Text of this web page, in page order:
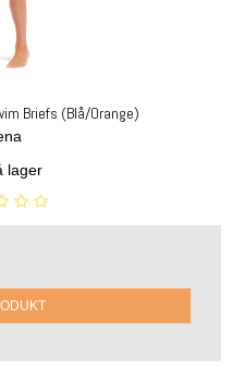
Briefs (Blå/Orange)
lager